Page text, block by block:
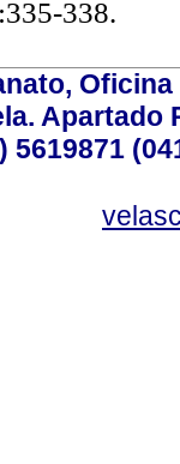
338.
Apartado
5619871